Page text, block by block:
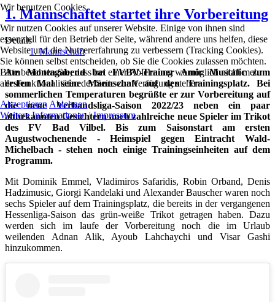
1. Mannschaftet startet ihre Vorbereitung
Details
1. Mannschaft
Am Montagabend bat FVBV-Trainer Amir Mustafic zum
ersten Mal seine Mannschaft auf den Trainingsplatz. Bei
sommerlichen Temperaturen begrüßte er zur Vorbereitung auf
die neue Verbandsliga-Saison 2022/23 neben ein paar
altbekannten Gesichtern auch zahlreiche neue Spieler im Trikot
des FV Bad Vilbel. Bis zum Saisonstart am ersten
Augustwochenende - Heimspiel gegen Eintracht Wald-
Michelbach - stehen noch einige Trainingseinheiten auf dem
Programm.
Mit Dominik Emmel, Vladimiros Safaridis, Robin Orband, Denis
Hadzimusic, Giorgi Kandelaki und Alexander Bauscher waren noch
sechs Spieler auf dem Trainingsplatz, die bereits in der vergangenen
Hessenliga-Saison das grün-weiße Trikot getragen haben. Dazu
werden sich im laufe der Vorbereitung noch die im Urlaub
weilenden Adnan Alik, Ayoub Lahchaychi und Visar Gashi
hinzukommen.
Wir benutzen Cookies
Wir nutzen Cookies auf unserer Website. Einige von ihnen sind
essenziell für den Betrieb der Seite, während andere uns helfen, diese
Website und die Nutzererfahrung zu verbessern (Tracking Cookies).
Sie können selbst entscheiden, ob Sie die Cookies zulassen möchten.
Bitte beachten Sie, dass bei einer Ablehnung womöglich nicht mehr
alle Funktionalitäten der Seite zur Verfügung stehen.
Akzeptieren Ablehnen
Weitere Informationen|Impressum